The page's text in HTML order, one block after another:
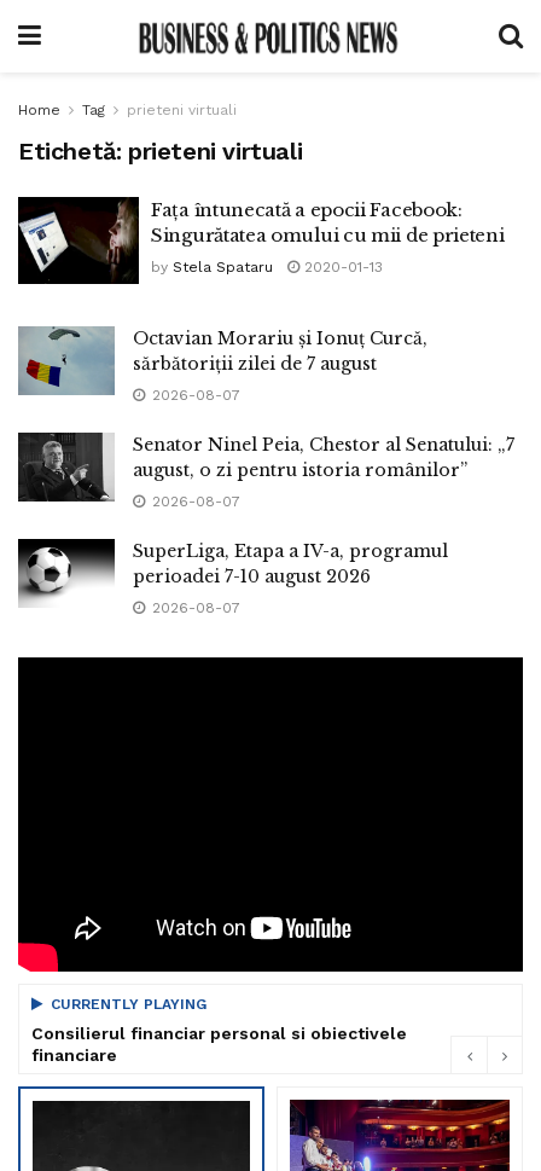
Home Tag prieteni virtuali
Etichetă: prieteni virtuali
Fața întunecată a epocii Facebook:
Singurătatea omului cu mii de prieteni
by Stela Spataru 2020-01-13
Octavian Morariu și Ionuț Curcă,
sărbătoriții zilei de 7 august
2026-08-07
Senator Ninel Peia, Chestor al Senatului: „7
august, o zi pentru istoria românilor”
2026-08-07
SuperLiga, Etapa a IV-a, programul
perioadei 7-10 august 2026
2026-08-07
CURRENTLY PLAYING
Consilierul financiar personal si obiectivele
financiare